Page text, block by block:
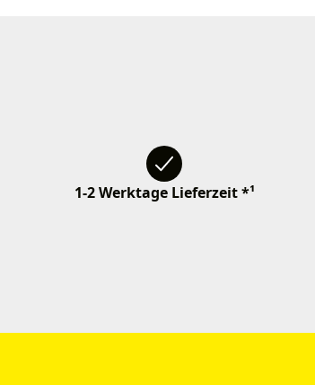
1-2 Werktage Lieferzeit *¹